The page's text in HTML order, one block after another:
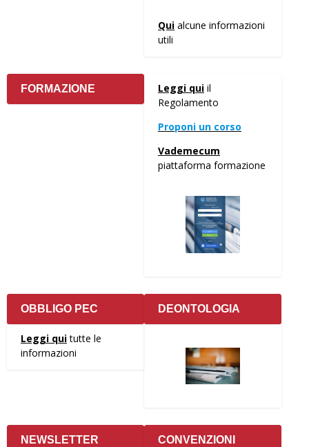
Qui alcune informazioni
utili
FORMAZIONE Leggi qui il
Regolamento
Proponi un corso
Vademecum
piattaforma formazione
OBBLIGO PEC
Leggi quitutte le
informazioni
DEONTOLOGIA
NEWSLETTER CONVENZIONI